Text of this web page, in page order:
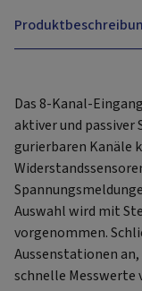
Das 8-Kanal-
aktiver und passiver
gurierbaren Kanäle
Auswahl wird mit
vorgenommen.
Aussenstationen
schnelle Messwerte